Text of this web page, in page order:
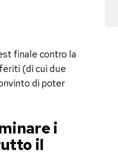
finale contro la
(di cui due
di poter
i
il